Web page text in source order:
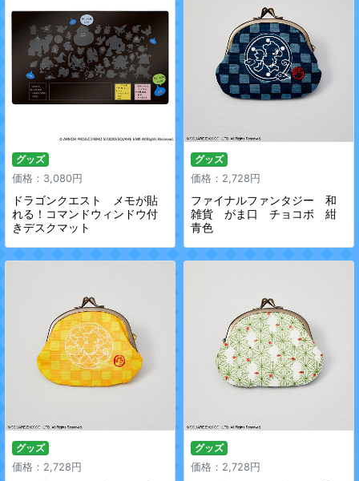
グッズ
価格：3,080円
ドラゴンクエスト メモが貼
れる！コマンドウィンドウ付
きデスクマット
グッズ
価格：2,728円
ファイナルファンタジー 和
雑貨 がま口 チョコボ 紺
青色
グッズ
価格：2,728円
グッズ
価格：2,728円